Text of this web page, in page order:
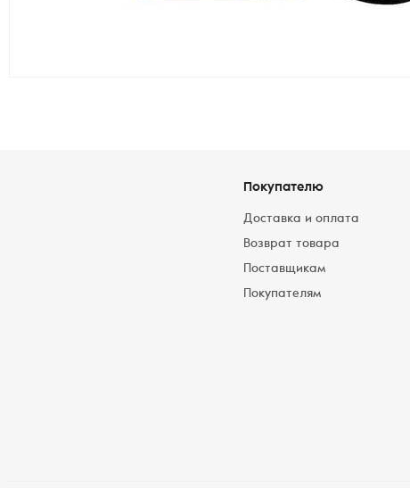
Покупателю
Доставка и оплата
Возврат товара
Поставщикам
Покупателям